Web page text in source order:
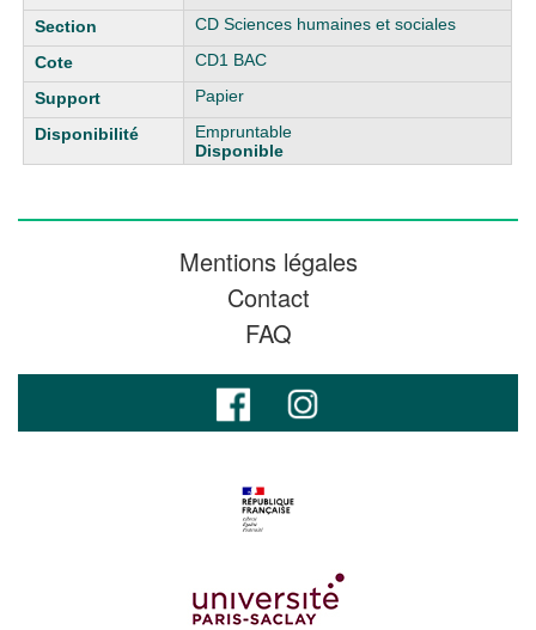
CD Sciences humaines et sociales
CD1 BAC
Papier
Empruntable
Disponible
Mentions légales
Contact
FAQ